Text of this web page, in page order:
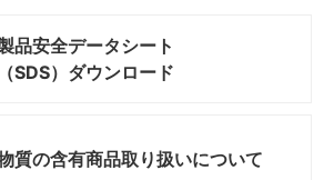
品安全データシート
（SDS）ダウンロード
質の含有商品取り扱いについて